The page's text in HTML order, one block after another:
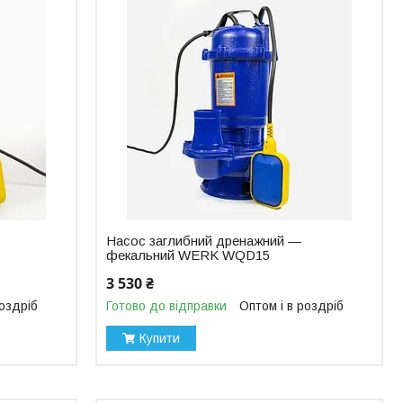
Насос заглибний дренажний —
фекальний WERK WQD15
3 530 ₴
Готово до відправки Оптом і в роздріб
Купити